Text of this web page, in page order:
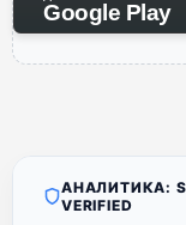
Google Play
АНАЛИТИКА:
VERIFIED